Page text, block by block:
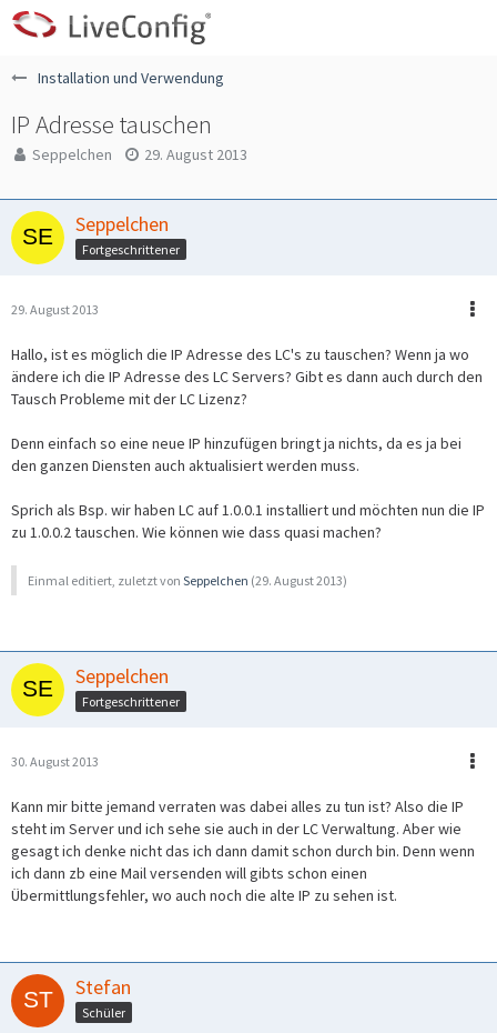
Installation und Verwendung
IP Adresse tauschen
Seppelchen 29. August 2013
Seppelchen
Fortgeschrittener
29. August 2013
Hallo, ist es möglich die IP Adresse des LC's zu tauschen? Wenn ja wo
ändere ich die IP Adresse des LC Servers? Gibt es dann auch durch den
Tausch Probleme mit der LC Lizenz?
Denn einfach so eine neue IP hinzufügen bringt ja nichts, da es ja bei
den ganzen Diensten auch aktualisiert werden muss.
Sprich als Bsp. wir haben LC auf 1.0.0.1 installiert und möchten nun die IP
zu 1.0.0.2 tauschen. Wie können wie dass quasi machen?
Einmal editiert, zuletzt von Seppelchen (29. August 2013)
Seppelchen
Fortgeschrittener
30. August 2013
Kann mir bitte jemand verraten was dabei alles zu tun ist? Also die IP
steht im Server und ich sehe sie auch in der LC Verwaltung. Aber wie
gesagt ich denke nicht das ich dann damit schon durch bin. Denn wenn
ich dann zb eine Mail versenden will gibts schon einen
Übermittlungsfehler, wo auch noch die alte IP zu sehen ist.
Stefan
Schüler